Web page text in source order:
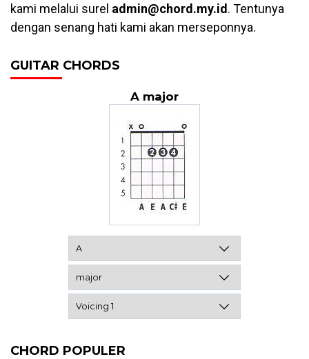
kami melalui surel admin@chord.my.id. Tentunya
dengan senang hati kami akan merseponnya.
GUITAR CHORDS
A major
CHORD POPULER